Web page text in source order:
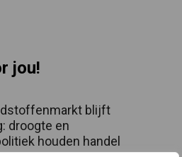
jou!
blijft
droogte en
houden handel